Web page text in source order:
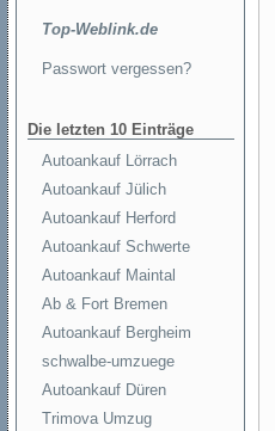
Top-Weblink.de
Passwort vergessen?
Die letzten 10 Einträge
Autoankauf Lörrach
Autoankauf Jülich
Autoankauf Herford
Autoankauf Schwerte
Autoankauf Maintal
Ab & Fort Bremen
Autoankauf Bergheim
schwalbe-umzuege
Autoankauf Düren
Trimova Umzug